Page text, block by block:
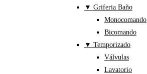
▼ Griferia Baño
Monocomando
Bicomando
▼ Temporizado
Válvulas
Lavatorio